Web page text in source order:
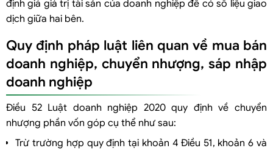
định giá giá trị tài sản của doanh nghiệp để có số liệu giao
dịch giữa hai bên.
Quy định pháp luật liên quan về mua bán
doanh nghiệp, chuyển nhượng, sáp nhập
doanh nghiệp
Điều 52 Luật doanh nghiệp 2020 quy định về chuyển
nhượng phần vốn góp cụ thể như sau:
Trừ trường hợp quy định tại khoản 4 Điều 51, khoản 6 và